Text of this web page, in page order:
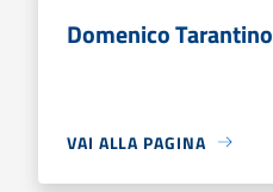
Domenico Tarantino
VAI ALLA PAGINA